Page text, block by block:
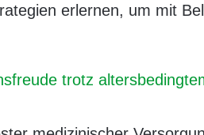
erlernen, um mit
trotz